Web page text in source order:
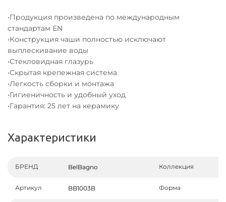
•Продукция произведена по международным
стандартам EN
•Конструкция чаши полностью исключают
выплескивание воды
•Стекловидная глазурь
•Скрытая крепежная система
•Легкость сборки и монтажа
•Гигиеничность и удобный уход
•Гарантия: 25 лет на керамику
Характеристики
БРЕНД BelBagno Коллекция
Артикул BB1003B Форма